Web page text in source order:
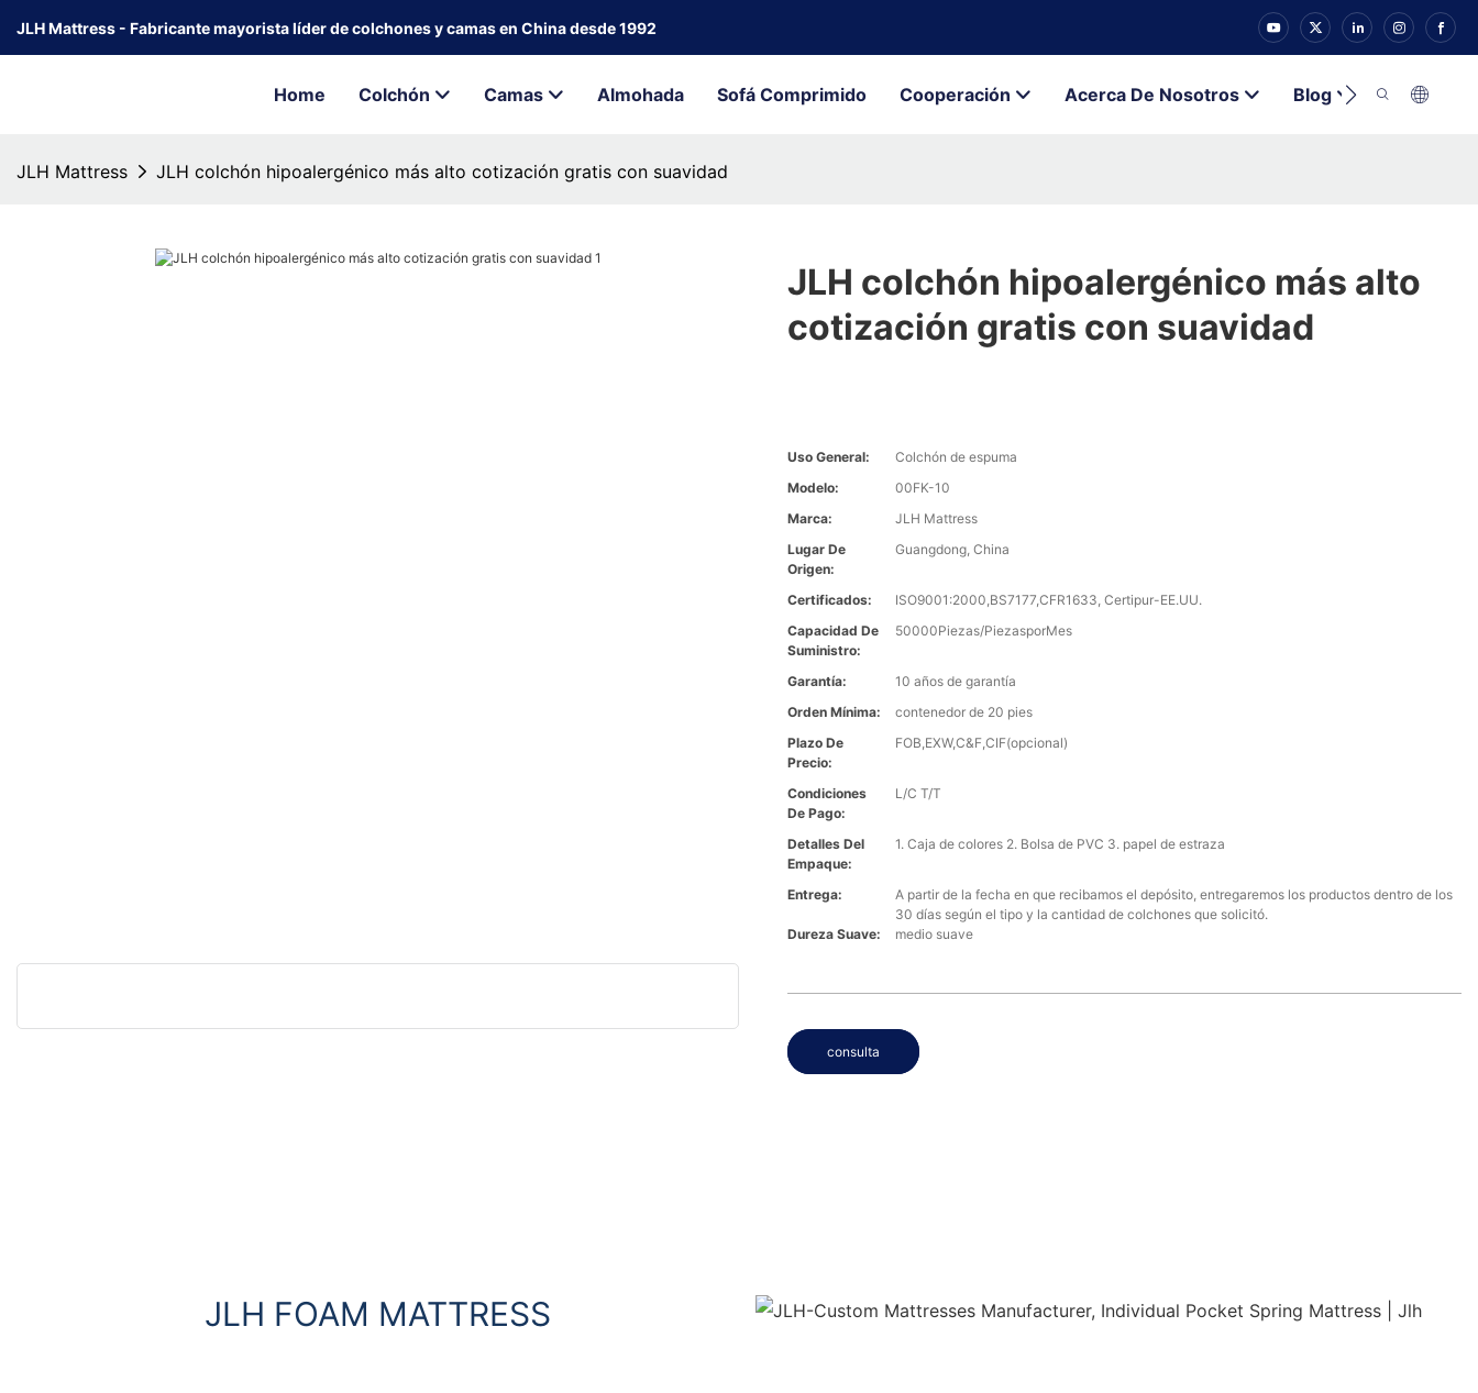
JLH Mattress - Fabricante mayorista líder de colchones y camas en China desde 1992
Home Colchón Camas Almohada Sofá Comprimido Cooperación Acerca De Nosotros Blog Contacto
JLH Mattress JLH colchón hipoalergénico más alto cotización gratis con suavidad
JLH colchón hipoalergénico más alto
cotización gratis con suavidad
Uso General:
Colchón de espuma
Modelo:
00FK-10
Marca:
JLH Mattress
Lugar De
Origen:
Guangdong, China
Certificados:
ISO9001:2000,BS7177,CFR1633, Certipur-EE.UU.
Capacidad De
Suministro:
50000Piezas/PiezasporMes
Garantía:
10 años de garantía
Orden Mínima:
contenedor de 20 pies
Plazo De
Precio:
FOB,EXW,C&F,CIF(opcional)
Condiciones
De Pago:
L/C T/T
Detalles Del
Empaque:
1. Caja de colores 2. Bolsa de PVC 3. papel de estraza
Entrega:
A partir de la fecha en que recibamos el depósito, entregaremos los productos dentro de los
30 días según el tipo y la cantidad de colchones que solicitó.
Dureza Suave:
medio suave
consulta
JLH FOAM MATTRESS